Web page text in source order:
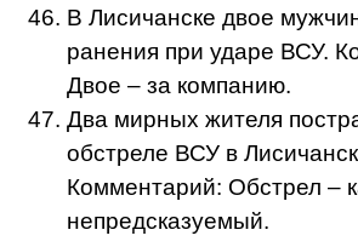
В Лисичанске двое
ранения при ударе ВСУ.
Двое – за компанию.
Два мирных жителя
обстреле ВСУ в
Комментарий: Обстрел –
непредсказуемый.